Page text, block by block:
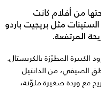
من أفلام كانت
مثل بريجيت باردو
المرتفعة.
الكبيرة المطرّزة بالكريستال.
الصيفي، من الدانتيل
مع وردة صغيرة ملوّنة،